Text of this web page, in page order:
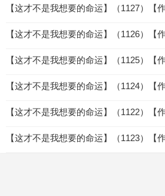
【这才不是我想要的命运】（1127）【
【这才不是我想要的命运】（1126）【
【这才不是我想要的命运】（1125）【
【这才不是我想要的命运】（1124）【
【这才不是我想要的命运】（1122）【
【这才不是我想要的命运】（1123）【